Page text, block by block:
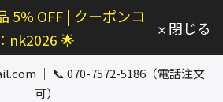
5% OFF | クーポンコ
nk2026 🌟
閉じる
｜ 📞 070-7572-5186（電話注文
可）